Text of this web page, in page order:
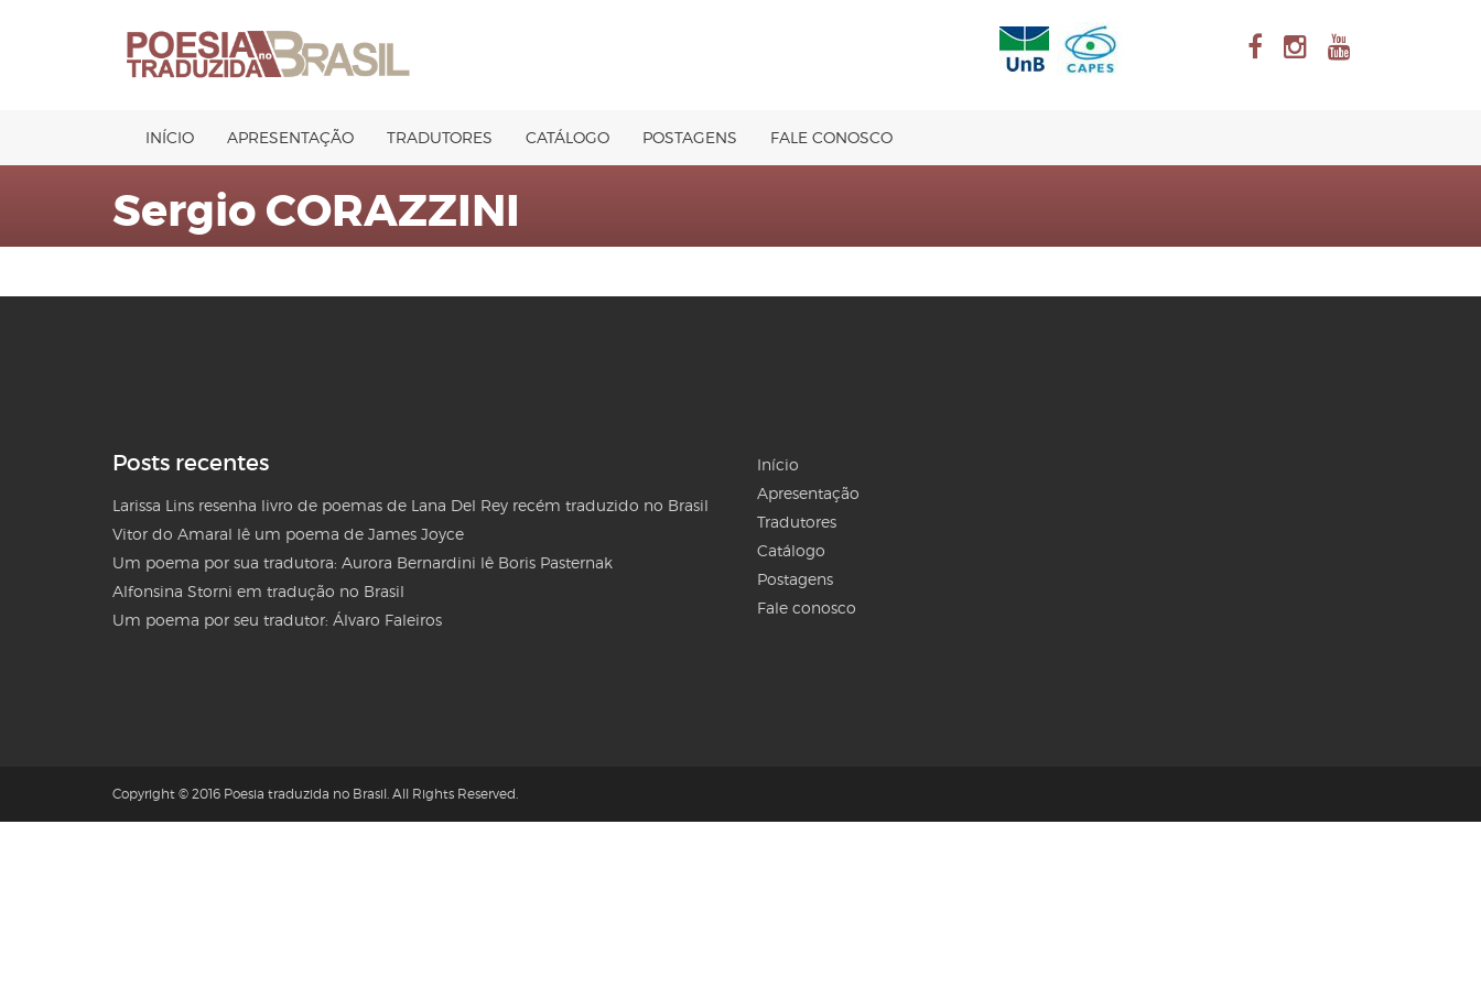
INÍCIO APRESENTAÇÃO TRADUTORES CATÁLOGO POSTAGENS FALE CONOSCO
Sergio CORAZZINI
Posts recentes
Larissa Lins resenha livro de poemas de Lana Del Rey recém traduzido no Brasil
Vitor do Amaral lê um poema de James Joyce
Um poema por sua tradutora: Aurora Bernardini lê Boris Pasternak
Alfonsina Storni em tradução no Brasil
Um poema por seu tradutor: Álvaro Faleiros
Início
Apresentação
Tradutores
Catálogo
Postagens
Fale conosco
Copyright © 2016 Poesia traduzida no Brasil. All Rights Reserved.